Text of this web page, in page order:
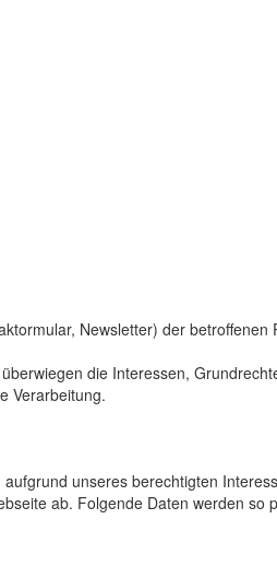
Newsletter) der
die Interessen,
Verarbeitung.
unseres berechtigten
ab. Folgende Daten werden so